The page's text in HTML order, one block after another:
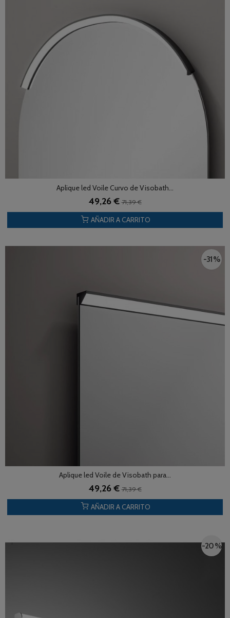
Aplique led Voile Curvo de Visobath...
49,26 €71,39 €
AÑADIR A CARRITO
-31 %
Aplique led Voile de Visobath para...
49,26 €71,39 €
AÑADIR A CARRITO
-20 %